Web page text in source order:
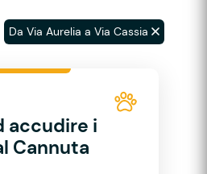
Da Via Aurelia a Via Cassia
accudire i
Cannuta